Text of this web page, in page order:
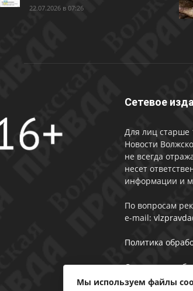
22.07.2026 в 07:26
Сетевое
Для лиц старше
Новости
не всегда
несет
информации и
По вопросам
e-mail:
Политика
Соглашении об
Мы используем файлы